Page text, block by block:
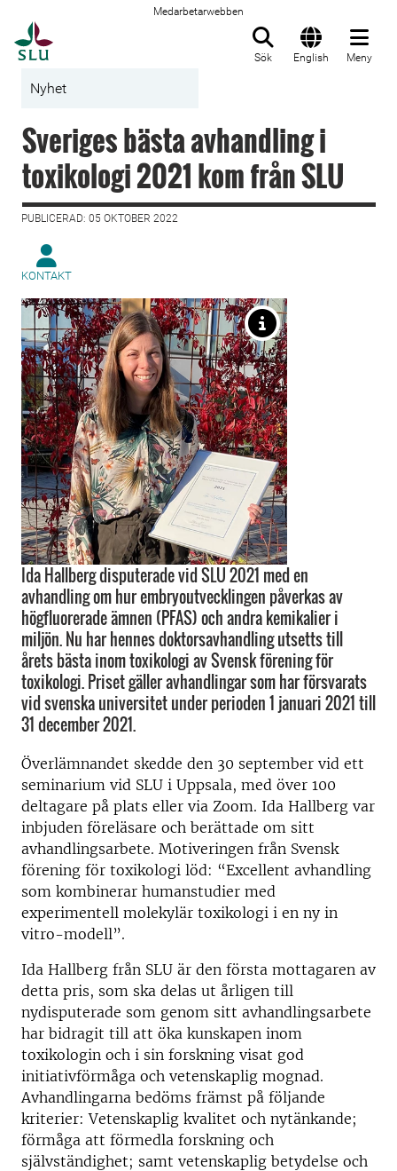
Medarbetarwebben
Sök English Meny
Nyhet
Sveriges bästa avhandling i
toxikologi 2021 kom från SLU
PUBLICERAD: 05 OKTOBER 2022
KONTAKT
Ida Hallberg disputerade vid SLU 2021 med en
avhandling om hur embryoutvecklingen påverkas av
högfluorerade ämnen (PFAS) och andra kemikalier i
miljön. Nu har hennes doktorsavhandling utsetts till
årets bästa inom toxikologi av Svensk förening för
toxikologi. Priset gäller avhandlingar som har försvarats
vid svenska universitet under perioden 1 januari 2021 till
31 december 2021.
Överlämnandet skedde den 30 september vid ett
seminarium vid SLU i Uppsala, med över 100
deltagare på plats eller via Zoom. Ida Hallberg var
inbjuden föreläsare och berättade om sitt
avhandlingsarbete. Motiveringen från Svensk
förening för toxikologi löd: “Excellent avhandling
som kombinerar humanstudier med
experimentell molekylär toxikologi i en ny in
vitro-modell”.
Ida Hallberg från SLU är den första mottagaren av
detta pris, som ska delas ut årligen till
nydisputerade som genom sitt avhandlingsarbete
har bidragit till att öka kunskapen inom
toxikologin och i sin forskning visat god
initiativförmåga och vetenskaplig mognad.
Avhandlingarna bedöms främst på följande
kriterier: Vetenskaplig kvalitet och nytänkande;
förmåga att förmedla forskning och
självständighet; samt vetenskaplig betydelse och